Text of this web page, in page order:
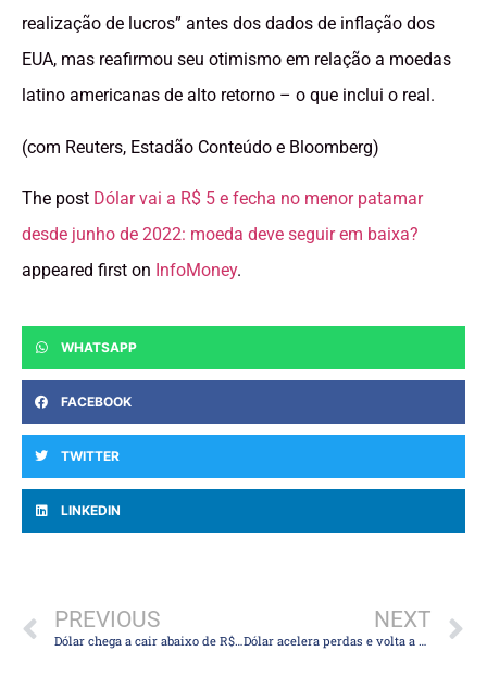
realização de lucros” antes dos dados de inflação dos
EUA, mas reafirmou seu otimismo em relação a moedas
latino americanas de alto retorno – o que inclui o real.
(com Reuters, Estadão Conteúdo e Bloomberg)
The post Dólar vai a R$ 5 e fecha no menor patamar
desde junho de 2022: moeda deve seguir em baixa?
appeared first on InfoMoney.
WHATSAPP
FACEBOOK
TWITTER
LINKEDIN
PREVIOUS NEXT